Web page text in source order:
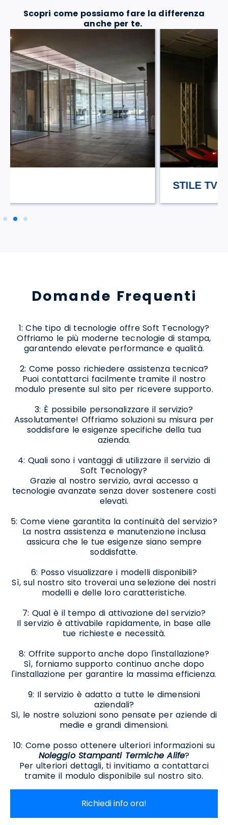
Scopri come possiamo fare la differenza
anche per te.
Domande Frequenti
1: Che tipo di tecnologie offre Soft Tecnology?
Offriamo le più moderne tecnologie di stampa,
garantendo elevate performance e qualità.
2: Come posso richiedere assistenza tecnica?
Puoi contattarci facilmente tramite il nostro
modulo presente sul sito per ricevere supporto.
3: È possibile personalizzare il servizio?
Assolutamente! Offriamo soluzioni su misura per
soddisfare le esigenze specifiche della tua
azienda.
4: Quali sono i vantaggi di utilizzare il servizio di
Soft Tecnology?
Grazie al nostro servizio, avrai accesso a
tecnologie avanzate senza dover sostenere costi
elevati.
5: Come viene garantita la continuità del servizio?
La nostra assistenza e manutenzione inclusa
assicura che le tue esigenze siano sempre
soddisfatte.
6: Posso visualizzare i modelli disponibili?
Sì, sul nostro sito troverai una selezione dei nostri
modelli e delle loro caratteristiche.
7: Qual è il tempo di attivazione del servizio?
Il servizio è attivabile rapidamente, in base alle
tue richieste e necessità.
8: Offrite supporto anche dopo l'installazione?
Sì, forniamo supporto continuo anche dopo
l'installazione per garantire la massima efficienza.
9: Il servizio è adatto a tutte le dimensioni
aziendali?
Sì, le nostre soluzioni sono pensate per aziende di
medie e grandi dimensioni.
10: Come posso ottenere ulteriori informazioni su
Noleggio Stampanti Termiche Alife?
Per ulteriori dettagli, ti invitiamo a contattarci
tramite il modulo disponibile sul nostro sito.
Richiedi info ora!